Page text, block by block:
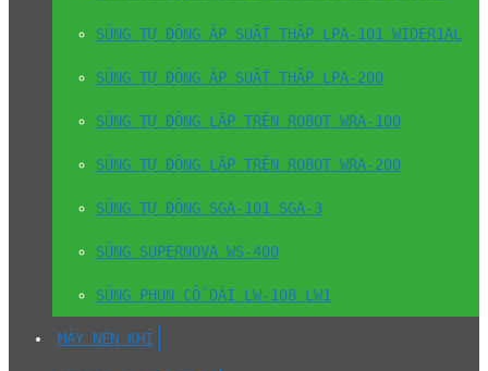
SÚNG TỰ ĐỘNG ÁP SUẤT THẤP LPA-101 WIDER1AL
SÚNG TỰ ĐỘNG ÁP SUẤT THẤP LPA-200
SÚNG TỰ ĐỘNG LẮP TRÊN ROBOT WRA-100
SÚNG TỰ ĐỘNG LẮP TRÊN ROBOT WRA-200
SÚNG TỰ ĐỘNG SGA-101 SGA-3
SÚNG SUPERNOVA WS-400
SÚNG PHUN CỔ DÀI LW-10B LW1
MÁY NÉN KHÍ